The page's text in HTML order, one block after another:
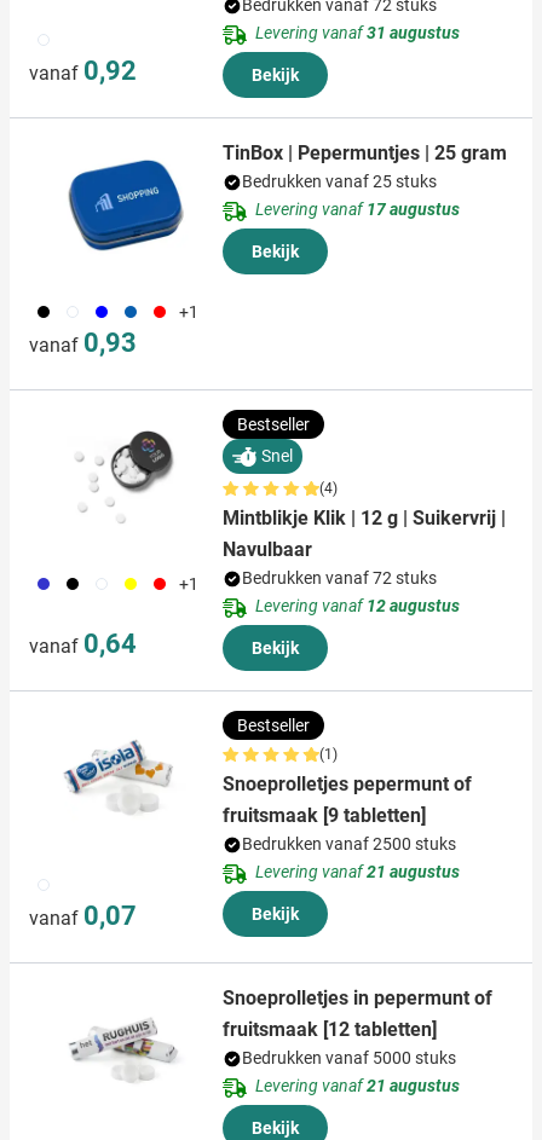
002
vanaf 0,92
Bedrukken vanaf 72 stuks
Levering vanaf31 augustus
Bekijk
001 002 005 018 008 +1
vanaf 0,93
TinBox | Pepermuntjes | 25 gram
Bedrukken vanaf 25 stuks
Levering vanaf17 augustus
Bekijk
023 001 002 006 008 +1
vanaf 0,64
Bestseller
Snel
(4)
Mintblikje Klik | 12 g | Suikervrij |
Navulbaar
Bedrukken vanaf 72 stuks
Levering vanaf12 augustus
Bekijk
009
vanaf 0,07
Bestseller
(1)
Snoeprolletjes pepermunt of
fruitsmaak [9 tabletten]
Bedrukken vanaf 2500 stuks
Levering vanaf21 augustus
Bekijk
Snoeprolletjes in pepermunt of
fruitsmaak [12 tabletten]
Bedrukken vanaf 5000 stuks
Levering vanaf21 augustus
Bekijk